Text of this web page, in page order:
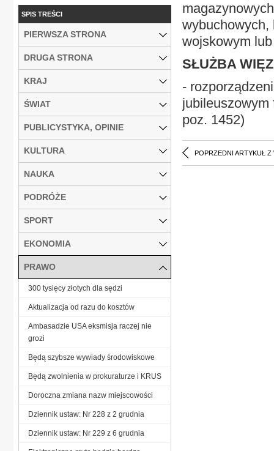
wybuchowych,
wojskowym
SŁUŻBA
-
jubileuszowym
poz. 1452)
POPRZEDNI ARTYKUŁ Z
SPIS TREŚCI
PIERWSZA STRONA
DRUGA STRONA
KRAJ
ŚWIAT
PUBLICYSTYKA, OPINIE
KULTURA
NAUKA
PODRÓŻE
SPORT
EKONOMIA
PRAWO
300 tysięcy złotych dla sędzi
Aktualizacja od razu do kosztów
Ambasadzie USA eksmisja raczej nie
grozi
Będą szybsze wywiady środowiskowe
Będą zwolnienia w prokuraturze i KRUS
Doroczna zmiana nazw miejscowości
Dziennik ustaw: Nr 228 z 2 grudnia
Dziennik ustaw: Nr 229 z 6 grudnia